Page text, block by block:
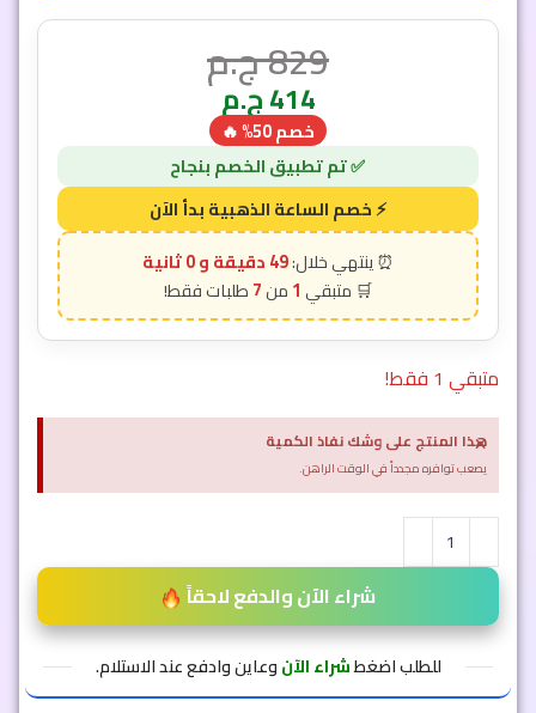
829ج.م
414ج.م
خصم 50% 🔥
48 دقيقة و 57 ثانية
1
7
متبقي 1 فقط!
هذا المنتج على وشك نفاذ الكمية
يصعب توافره مجدداً في الوقت الراهن.
×
شراء الآن والدفع لاحقاً
للطلب اضغطشراء الآنوعاين وادفع عند الاستلام.